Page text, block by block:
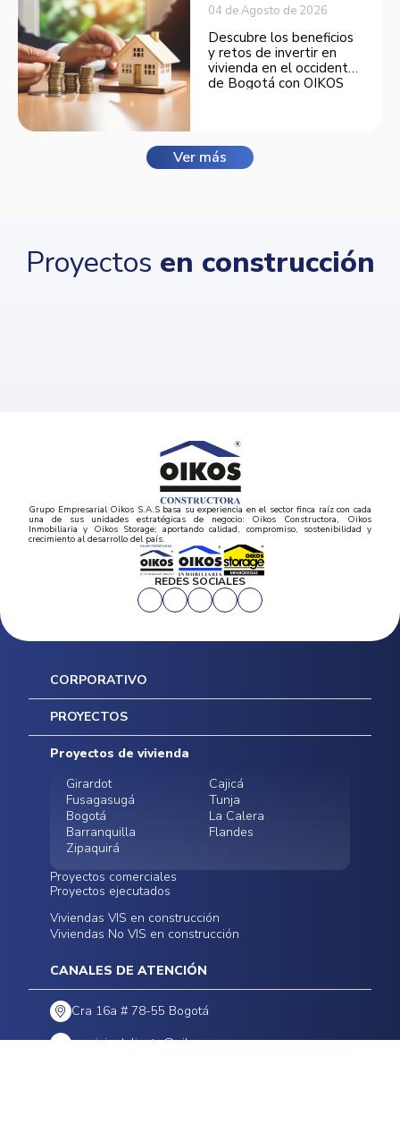
04 de Agosto de 2026
Descubre los beneficios
y retos de invertir en
vivienda en el occidente
de Bogotá con OIKOS
Ver más
Proyectos en construcción
Grupo Empresarial Oikos S.A.S basa su experiencia en el sector finca raíz con cada
una de sus unidades estratégicas de negocio: Oikos Constructora, Oikos
Inmobiliaria y Oikos Storage; aportando calidad, compromiso, sostenibilidad y
crecimiento al desarrollo del país.
REDES SOCIALES
CORPORATIVO
Inicio
Mapa del sitio
Postventas
Contratación Directa
Noticias
PROYECTOS
Proyectos de vivienda
Girardot
Cajicá
Fusagasugá
Tunja
Bogotá
La Calera
Barranquilla
Flandes
Zipaquirá
Proyectos comerciales
Funza
Infinitum Zentral
Bodegas - ALMAX
Centro Comercial
Proyectos ejecutados
Conoce nuestros
proyectos ejecutados
Viviendas VIS en construcción
Viviendas No VIS en construcción
CANALES DE ATENCIÓN
Cra 16a # 78-55 Bogotá
servicioalcliente@oikos.com.co